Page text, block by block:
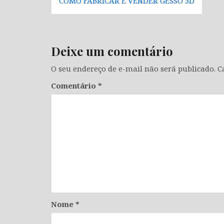
de
Deixe um comentário
O seu endereço de e-mail não será publicado.
Comentário *
Nome *